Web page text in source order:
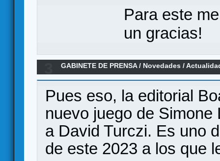
Para este
un gracias!
GABINETE DE PRENSA/ Novedades /
Pues eso, la editorial
nuevo juego de
a David Turczi. Es uno
de este 2023 a los que